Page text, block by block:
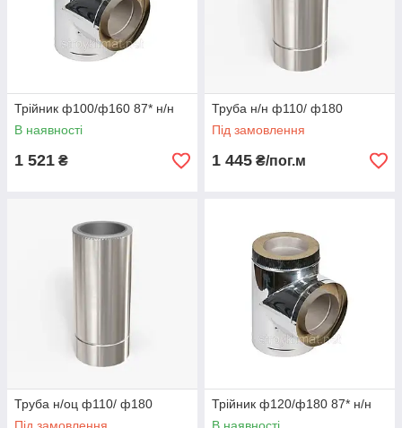
Трійник ф100/ф160 87* н/н
В наявності
1 521 ₴
Труба н/н ф110/ ф180
Під замовлення
1 445 ₴/пог.м
Труба н/оц ф110/ ф180
Трійник ф120/ф180 87* н/н